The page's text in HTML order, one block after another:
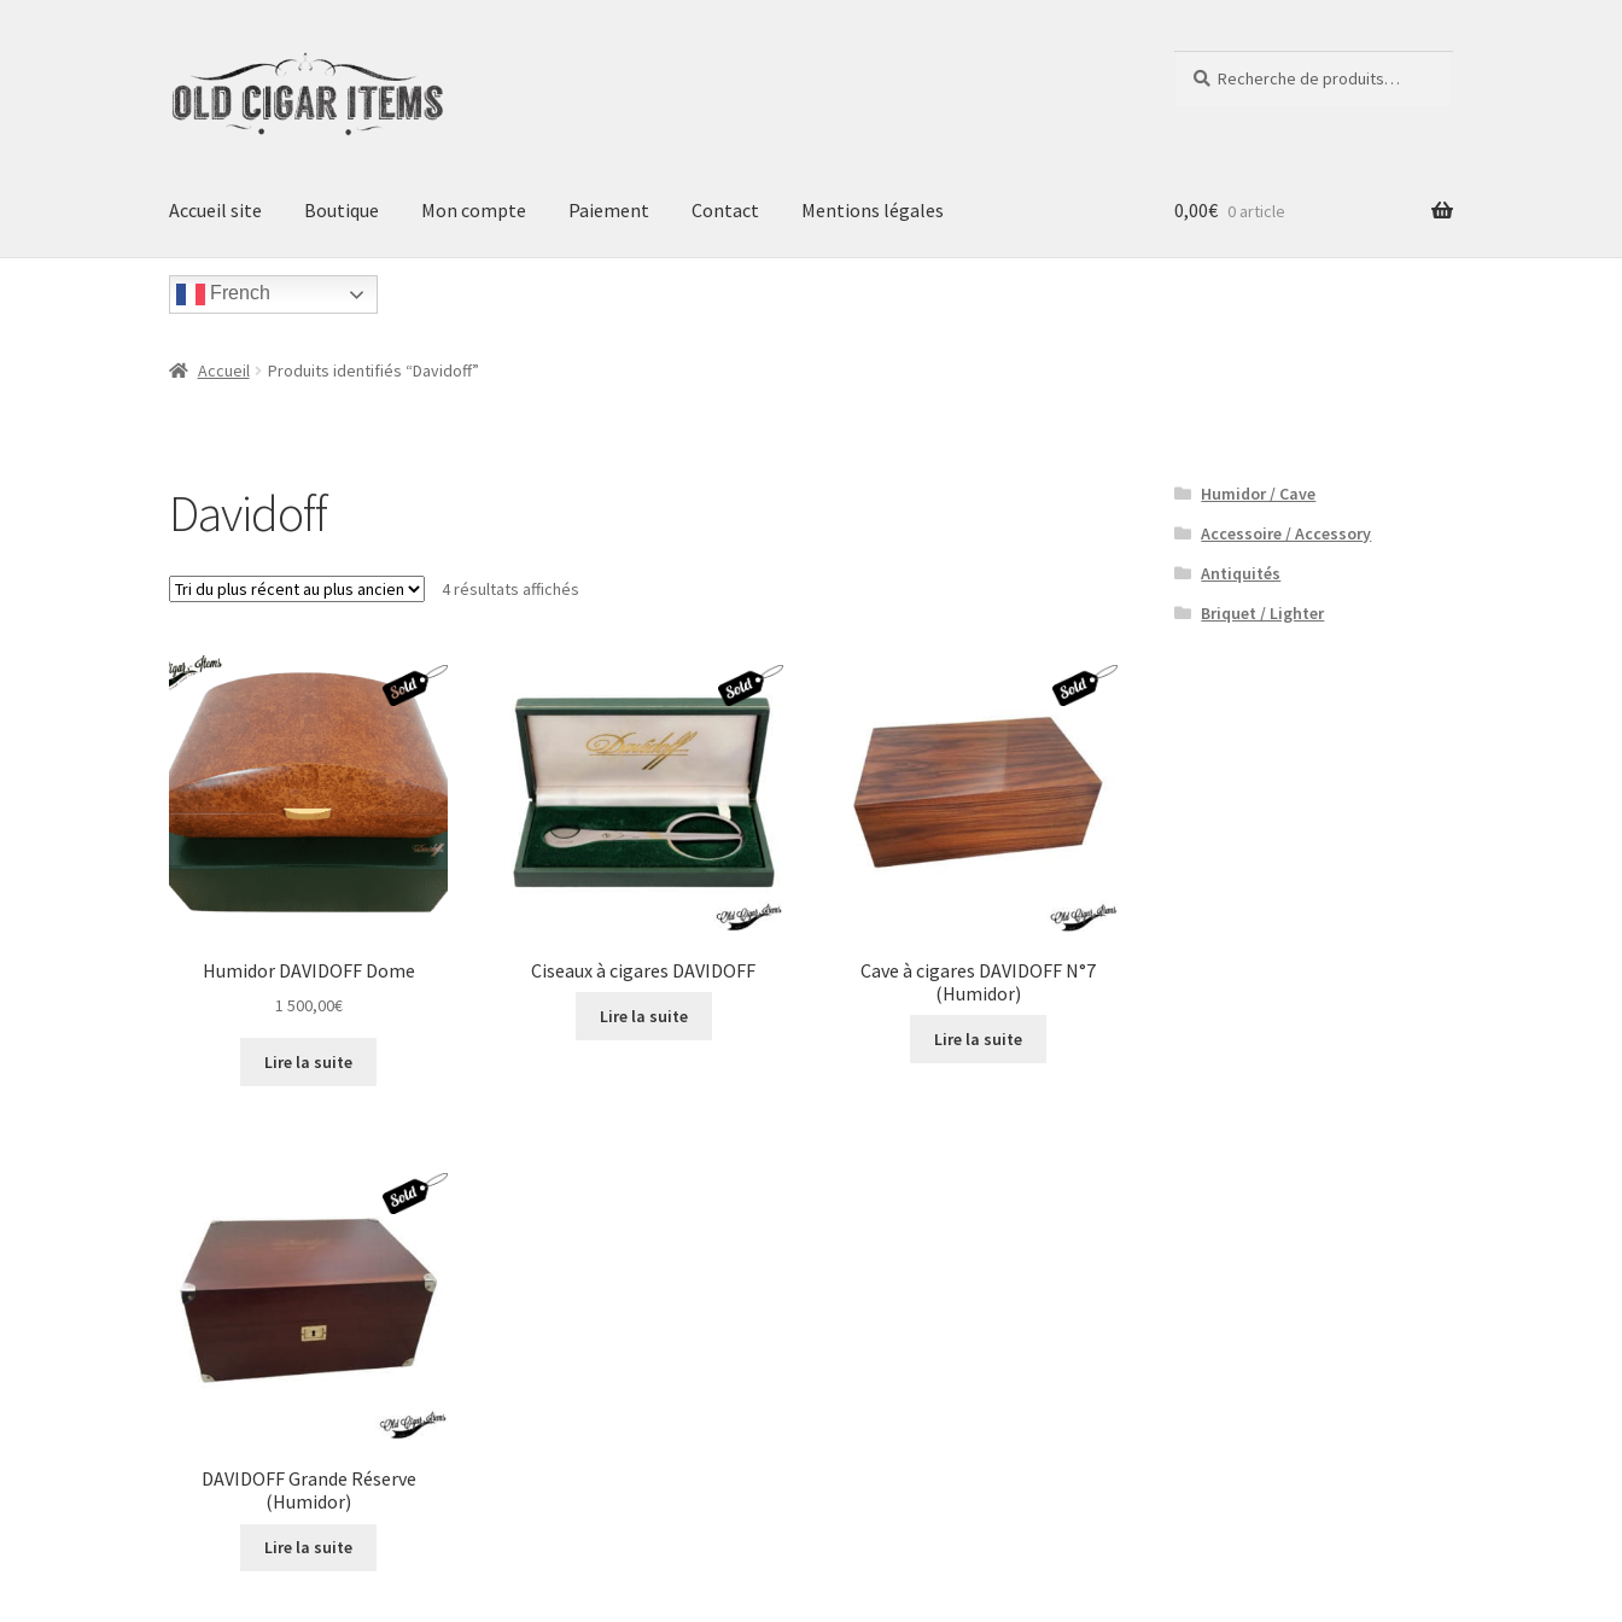
à
la
au
contenu
pour :
Accueil site Boutique Mon compte Paiement Contact Mentions légales
AccueilMon compte Paiement
0,00€ 0 article
French
Accueil Produits identifiés “Davidoff”
Davidoff
4 résultats affichés
au
plus
ancien
Humidor DAVIDOFF Dome
1 500,00€
Lire la suite
Ciseaux à cigares DAVIDOFF
Lire la suite
Cave à cigares DAVIDOFF N°7
(Humidor)
Lire la suite
DAVIDOFF Grande Réserve
(Humidor)
Lire la suite
Humidor / Cave
Accessoire / Accessory
Antiquités
Briquet / Lighter